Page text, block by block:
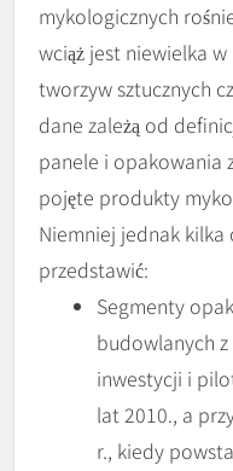
mykologicznych
wciąż jest niewielka
tworzyw sztucznych
dane zależą od
panele i opakowania
pojęte produkty
Niemniej jednak
przedstawić:
Segmenty
budowlanych
inwestycji i
lat 2010., a
r., kiedy